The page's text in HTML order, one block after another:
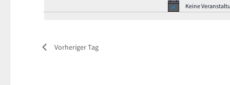
Keine
Vorheriger Tag